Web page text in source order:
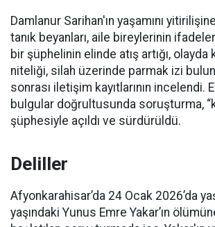
Damlanur Sarihan'ın yaşamını
tanık beyanları, aile bireylerinin
bir şüphelinin elinde atış artığı, olayda
niteliği, silah üzerinde parmak izi
sonrası iletişim kayıtlarının incelendi.
bulgular doğrultusunda soruşturma,
şüphesiyle açıldı ve sürdürüldü.
Deliller
Afyonkarahisar’da 24 Ocak 2026’da
yaşındaki Yunus Emre Yakar’ın